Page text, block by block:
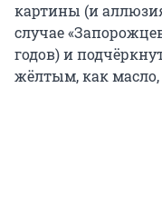
картины (и
случае
годов) и
жёлтым, как